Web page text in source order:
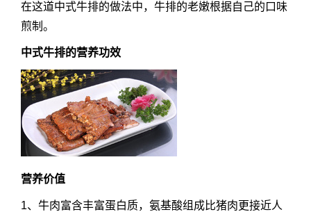
在这道中式牛排的做法中，牛排的老嫩根据自己的口味
煎制。
中式牛排的营养功效
营养价值
1、牛肉富含丰富蛋白质，氨基酸组成比猪肉更接近人